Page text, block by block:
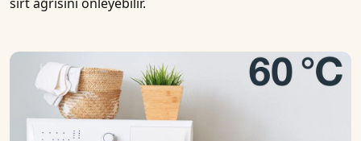
sırt ağrısını önleyebilir.